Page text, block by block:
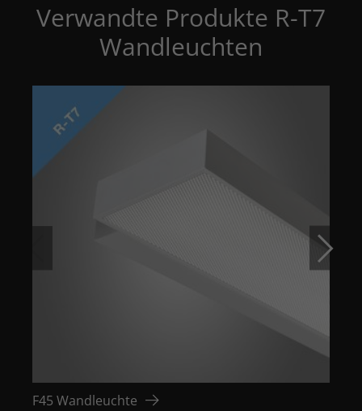
Verwandte Produkte R-T7
Wandleuchten
F45 Wandleuchte